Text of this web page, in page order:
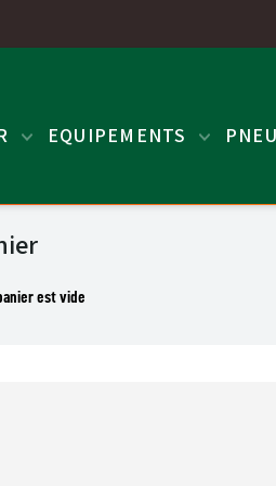
EQUIPEMENTS